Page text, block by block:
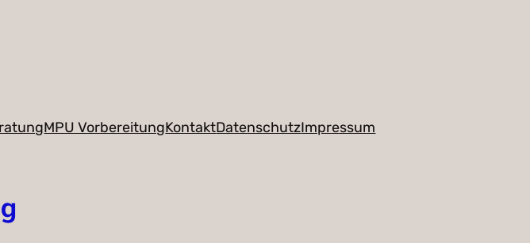
MPU VorbereitungKontaktDatenschutzImpressum